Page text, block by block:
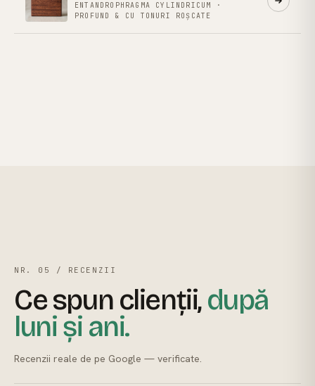
ENTANDROPHRAGMA CYLINDRICUM ·
PROFUND & CU TONURI ROȘCATE
NR. 05 / RECENZII
Ce spun clienții,după
luni și ani.
Recenzii reale de pe Google — verificate.